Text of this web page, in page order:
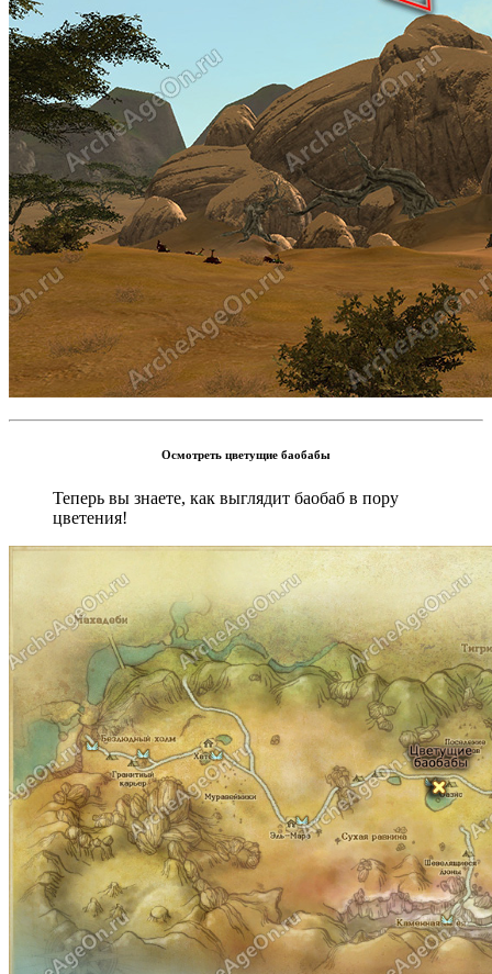
Осмотреть цветущие баобабы
Теперь вы знаете, как выглядит баобаб в пору
цветения!